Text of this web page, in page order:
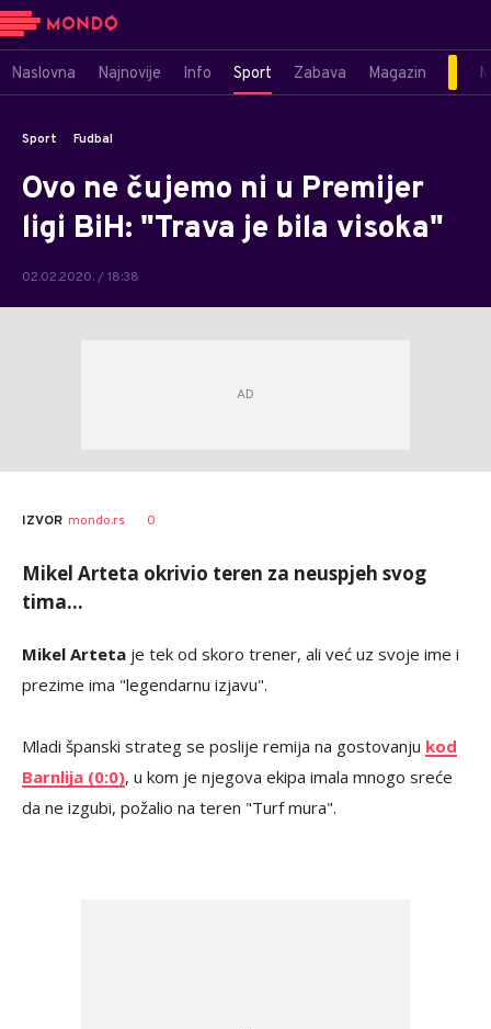
Naslovna Najnovije Info Sport Zabava Magazin
Sport Fudbal
Ovo ne čujemo ni u Premijer
ligi BiH: "Trava je bila visoka"
02.02.2020. / 18:38
IZVOR mondo.rs 0
Mikel Arteta okrivio teren za neuspjeh svog
tima...
Mikel Arteta je tek od skoro trener, ali već uz svoje ime i
prezime ima "legendarnu izjavu".
Mladi španski strateg se poslije remija na gostovanju kod
Barnlija (0:0), u kom je njegova ekipa imala mnogo sreće
da ne izgubi, požalio na teren "Turf mura".